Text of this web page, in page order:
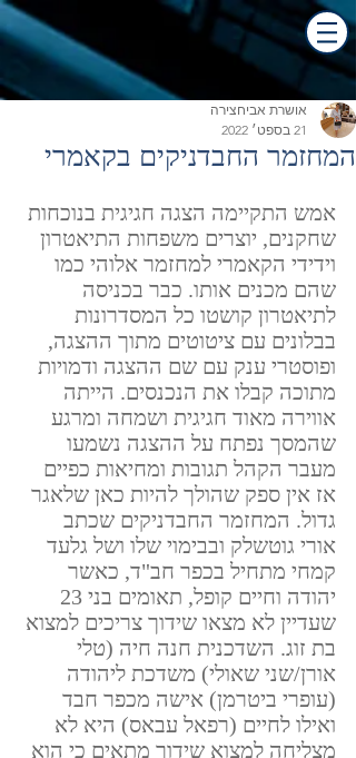
המחזמר החבדניקים בקאמרי
אושרת אביחצירה
21 בספט׳ 2022
אמש התקיימה הצגה חגיגית בנוכחות
שחקנים, יוצרים משפחות התיאטרון
וידידי הקאמרי למחזמר אלוהי כמו
שהם מכנים אותו. כבר בכניסה
לתיאטרון קושטו כל המסדרונות
בבלונים עם ציטוטים מתוך ההצגה,
ופוסטרי ענק עם שם ההצגה ודמויות
מתוכה קבלו את הנכנסים. הייתה
אווירה מאוד חגיגית ושמחה ומרגע
שהמסך נפתח על ההצגה נשמעו
מעבר הקהל תגובות ומחיאות כפיים
אז אין ספק שהולך להיות כאן שלאגר
גדול. המחזמר החבדניקים שכתב
אורי גוטשלק ובבימוי שלו ושל גלעד
קמחי מתחיל בכפר חב"ד, כאשר
שעדיין לא מצאו שידוך צריכים למצוא
בת זוג. השדכנית חנה חיה (טלי
אורן/שני שאולי) משדכת ליהודה
(עופרי ביטרמן) אישה מכפר חבד
ואילו לחיים (רפאל עבאס) היא לא
מצליחה למצוא שידוך מתאים כי הוא